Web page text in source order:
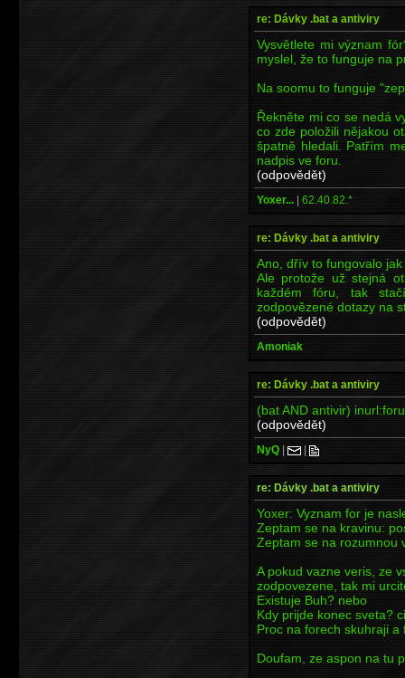
re: Dávky .bat a antiviry
Vysvětlete mi význam
myslel, že to funguje na
Na soomu to funguje
Řekněte mi co se nedá
co zde položili nějakou
špatně hledali. Patřím
nadpis ve foru.
(odpovědět)
Yoxer... | 62.40.82.*
re: Dávky .bat a antiviry
Ano, dřív to fungovalo
Ale protože už stejná
každém fóru, tak
zodpovězené dotazy na
(odpovědět)
Amoniak
re: Dávky .bat a antiviry
(bat AND antivir)
(odpovědět)
NyQ | |
re: Dávky .bat a antiviry
Yoxer: Vyznam for je
Zeptam se na kravinu:
Zeptam se na rozumnou
A pokud vazne veris, ze
zodpovezene, tak mi
Existuje Buh? nebo
Kdy prijde konec sveta? ci
Proc na forech skuhraji
Doufam, ze aspon na tu